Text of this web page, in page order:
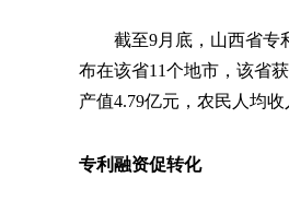
截至9月底，山西省专
布在该省11个地市，该省
产值4.79亿元，农民人均
专利融资促转化